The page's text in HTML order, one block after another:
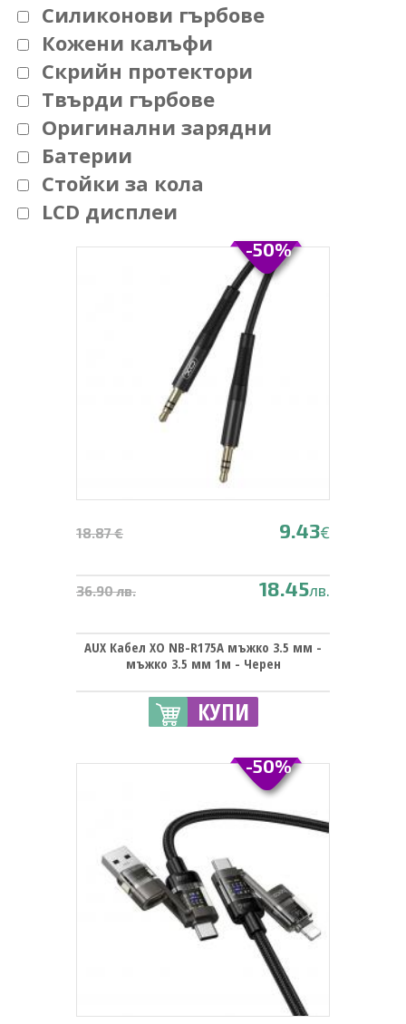
Силиконови гърбове
Кожени калъфи
Скрийн протектори
Твърди гърбове
Оригинални зарядни
Батерии
Стойки за кола
LCD дисплеи
18.87 € 9.43€
36.90 лв. 18.45лв.
AUX Кабел XO NB-R175A мъжко 3.5 мм -
мъжко 3.5 мм 1м - Черен
КУПИ
-50%
-50%